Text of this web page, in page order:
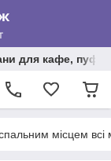
для кафе,
спальним місцем всі